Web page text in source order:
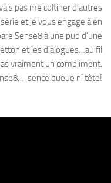
pas me coltiner d’autres
et je vous engage à en
Sense8 à une pub d’une
et les dialogues…au fil
vraiment un compliment.
sence queue ni tête!